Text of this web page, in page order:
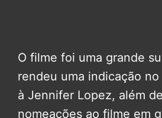
O filme foi uma grande
rendeu uma indicação
à Jennifer Lopez, além
nomeações ao filme em